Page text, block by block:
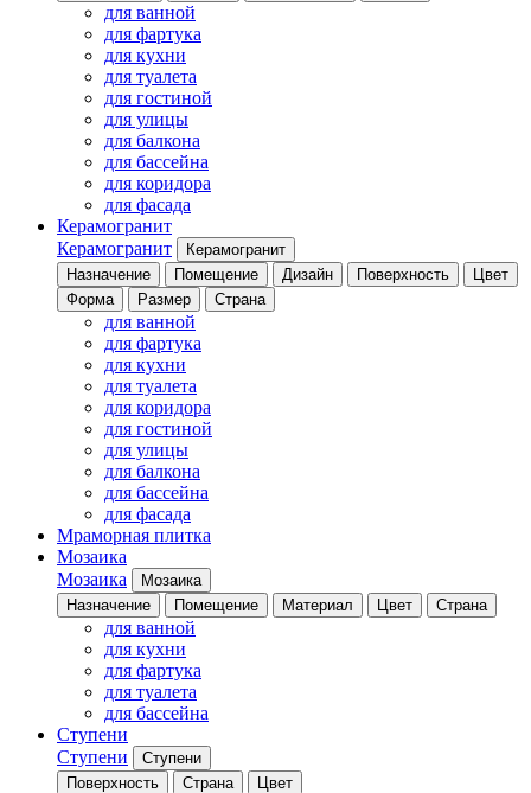
для ванной
для фартука
для кухни
для туалета
для гостиной
для улицы
для балкона
для бассейна
для коридора
для фасада
Керамогранит
Керамогранит
Керамогранит
Назначение
Помещение Дизайн Поверхность
Цвет
Форма
Размер Страна
для ванной
для фартука
для кухни
для туалета
для коридора
для гостиной
для улицы
для балкона
для бассейна
для фасада
Мраморная плитка
Мозаика
Мозаика
Мозаика
Назначение
Помещение Материал Цвет Страна
для ванной
для кухни
для фартука
для туалета
для бассейна
Ступени
Ступени
Ступени
Поверхность
Страна Цвет